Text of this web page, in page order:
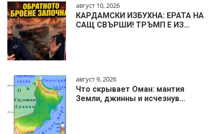
август 10, 2026
КАРДАМСКИ ИЗБУХНА: ЕРАТА НА
САЩ СВЪРШИ! ТРЪМП Е ИЗ…
август 9, 2026
Что скрывает Оман: мантия
Земли, джинны и исчезнув…